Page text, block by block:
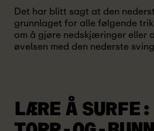
Det har blitt sagt at den
grunnlaget for alle følgende
om å gjøre nedskjæringer eller
øvelsen med den nederste
LÆRE Å SURFE: